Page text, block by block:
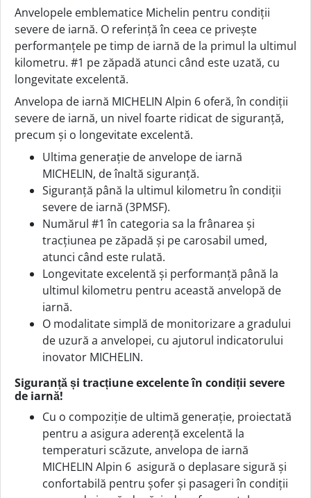
Anvelopele emblematice Michelin pentru condiții
severe de iarnă. O referință în ceea ce privește
performanțele pe timp de iarnă de la primul la ultimul
kilometru. #1 pe zăpadă atunci când este uzată, cu
longevitate excelentă.
Anvelopa de iarnă MICHELIN Alpin 6 oferă, în condiții
severe de iarnă, un nivel foarte ridicat de siguranță,
precum și o longevitate excelentă.
Ultima generație de anvelope de iarnă
MICHELIN, de înaltă siguranță.
Siguranță până la ultimul kilometru în condiții
severe de iarnă (3PMSF).
Numărul #1 în categoria sa la frânarea și
tracțiunea pe zăpadă și pe carosabil umed,
atunci când este rulată.
Longevitate excelentă și performanță până la
ultimul kilometru pentru această anvelopă de
iarnă.
O modalitate simplă de monitorizare a gradului
de uzură a anvelopei, cu ajutorul indicatorului
inovator MICHELIN.
Siguranță și tracțiune excelente în condiții severe
de iarnă!
Cu o compoziție de ultimă generație, proiectată
pentru a asigura aderență excelentă la
temperaturi scăzute, anvelopa de iarnă
MICHELIN Alpin 6 asigură o deplasare sigură și
confortabilă pentru șofer și pasageri în condiții